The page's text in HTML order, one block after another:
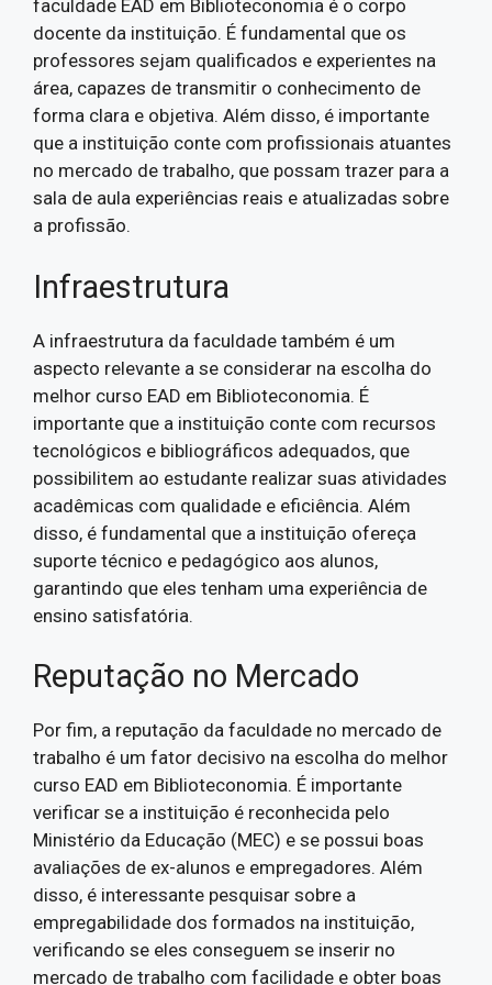
faculdade EAD em Biblioteconomia é o corpo
docente da instituição. É fundamental que os
professores sejam qualificados e experientes na
área, capazes de transmitir o conhecimento de
forma clara e objetiva. Além disso, é importante
que a instituição conte com profissionais atuantes
no mercado de trabalho, que possam trazer para a
sala de aula experiências reais e atualizadas sobre
a profissão.
Infraestrutura
A infraestrutura da faculdade também é um
aspecto relevante a se considerar na escolha do
melhor curso EAD em Biblioteconomia. É
importante que a instituição conte com recursos
tecnológicos e bibliográficos adequados, que
possibilitem ao estudante realizar suas atividades
acadêmicas com qualidade e eficiência. Além
disso, é fundamental que a instituição ofereça
suporte técnico e pedagógico aos alunos,
garantindo que eles tenham uma experiência de
ensino satisfatória.
Reputação no Mercado
Por fim, a reputação da faculdade no mercado de
trabalho é um fator decisivo na escolha do melhor
curso EAD em Biblioteconomia. É importante
verificar se a instituição é reconhecida pelo
Ministério da Educação (MEC) e se possui boas
avaliações de ex-alunos e empregadores. Além
disso, é interessante pesquisar sobre a
empregabilidade dos formados na instituição,
verificando se eles conseguem se inserir no
mercado de trabalho com facilidade e obter boas